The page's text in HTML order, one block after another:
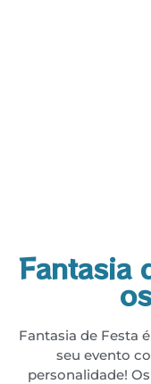
Fantasia
Fantasia de Festa
seu evento
personalidade!